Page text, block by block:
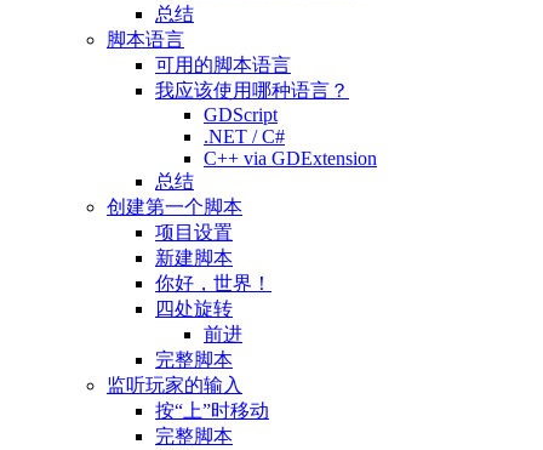
总结
脚本语言
可用的脚本语言
我应该使用哪种语言？
GDScript
.NET / C#
C++ via GDExtension
总结
创建第一个脚本
项目设置
新建脚本
你好，世界！
四处旋转
前进
完整脚本
监听玩家的输入
按“上”时移动
完整脚本